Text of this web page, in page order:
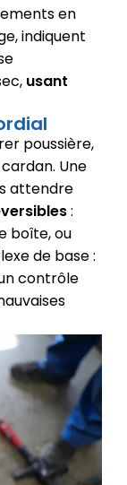
en
indiquent
usant
poussière,
Une
attendre
:
boîte, ou
de base :
contrôle